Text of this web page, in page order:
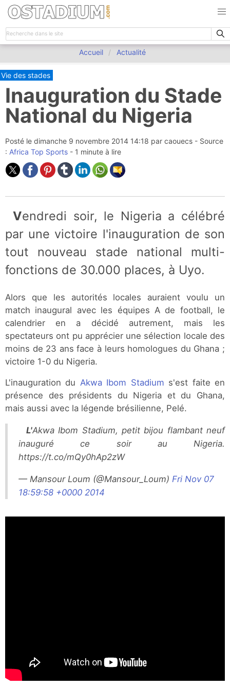
Accueil Actualité
Vie des stades
Inauguration du Stade
National du Nigeria
Posté le dimanche 9 novembre 2014 14:18 par caouecs - Source
: Africa Top Sports - 1 minute à lire
Vendredi soir, le Nigeria a célébré
par une victoire l'inauguration de son
tout nouveau stade national multi-
fonctions de 30.000 places, à Uyo.
Alors que les autorités locales auraient voulu un
match inaugural avec les équipes A de football, le
calendrier en a décidé autrement, mais les
spectateurs ont pu apprécier une sélection locale des
moins de 23 ans face à leurs homologues du Ghana ;
victoire 1-0 du Nigeria.
L'inauguration du Akwa Ibom Stadium s'est faite en
présence des présidents du Nigeria et du Ghana,
mais aussi avec la légende brésilienne, Pelé.
L'Akwa Ibom Stadium, petit bijou flambant neuf
inauguré ce soir au Nigeria.
https://t.co/mQy0hAp2zW
— Mansour Loum (@Mansour_Loum) Fri Nov 07
18:59:58 +0000 2014